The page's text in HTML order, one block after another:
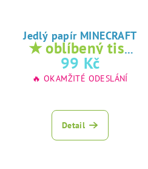
Jedlý papír MINECRAFT
★ oblíbený tisk
na jedlý papír
99 Kč
🔥 OKAMŽITÉ ODESLÁNÍ
Detail